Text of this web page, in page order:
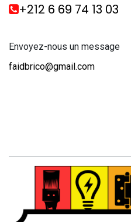
+212 6 69 74 13 03
Envoyez-nous un message
faidbrico@gmail.com